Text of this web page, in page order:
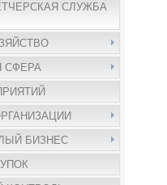
СЛУЖБА
СФЕРА
БИЗНЕС